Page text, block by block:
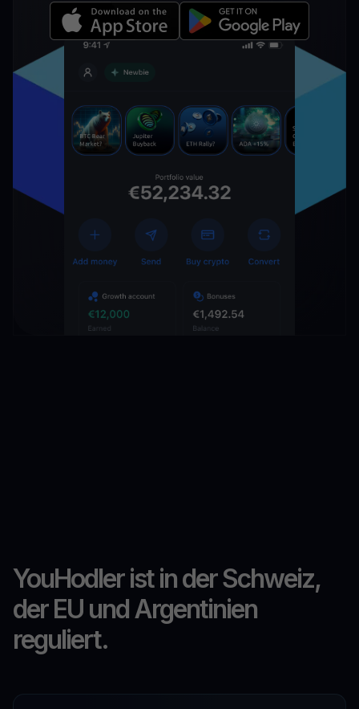
YouHodler ist in der Schweiz,
der EU und Argentinien
reguliert.